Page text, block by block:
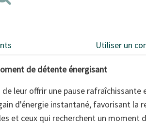
Utiliser un
de détente énergisant
leur offrir une pause rafraîchissante
d'énergie instantané, favorisant la
et ceux qui recherchent un moment